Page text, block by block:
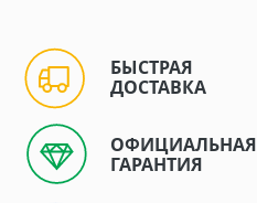
БЫСТРАЯ
ДОСТАВКА
ОФИЦИАЛЬНАЯ
ГАРАНТИЯ